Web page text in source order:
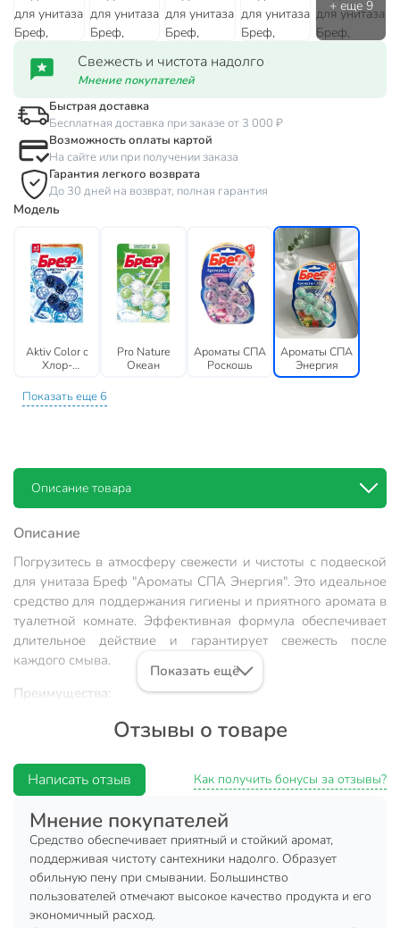
Свежесть и чистота надолго
Мнение покупателей
Быстрая доставка
Бесплатная доставка при заказе от 3 000 ₽
Возможность оплаты картой
На сайте или при получении заказа
Гарантия легкого возврата
До 30 дней на возврат, полная гарантия
Модель
Aktiv Color c
Хлор-
Pro Nature
Океан
Ароматы СПА
Роскошь
Ароматы СПА
Энергия
Показать еще 6
Описание товара
Описание
Погрузитесь в атмосферу свежести и чистоты с подвеской
для унитаза Бреф "Ароматы СПА Энергия". Это идеальное
средство для поддержания гигиены и приятного аромата в
туалетной комнате. Эффективная формула обеспечивает
длительное действие и гарантирует свежесть после
каждого смыва.
Преимущества:
длительная свежесть;
приятный аромат;
Произведено в России, что гарантирует высокое качество и
надежность.
Техническая информация
Показать ещё
Отзывы о товаре
Написать отзыв Как получить бонусы за отзывы?
Мнение покупателей
Средство обеспечивает приятный и стойкий аромат,
поддерживая чистоту сантехники надолго. Образует
обильную пену при смывании. Большинство
пользователей отмечают высокое качество продукта и его
экономичный расход.